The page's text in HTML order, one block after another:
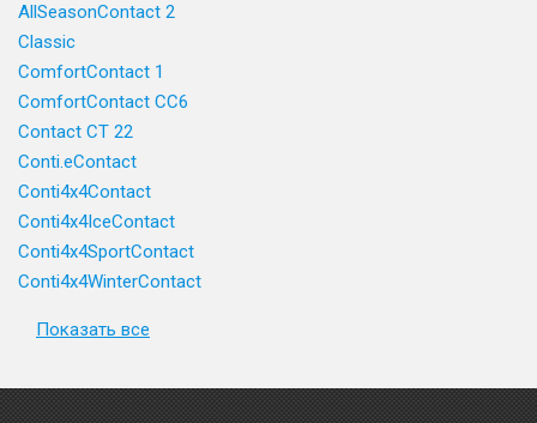
AllSeasonContact 2
Classic
ComfortContact 1
ComfortContact CC6
Contact CT 22
Conti.eContact
Conti4x4Contact
Conti4x4IceContact
Conti4x4SportContact
Conti4x4WinterContact
Показать все